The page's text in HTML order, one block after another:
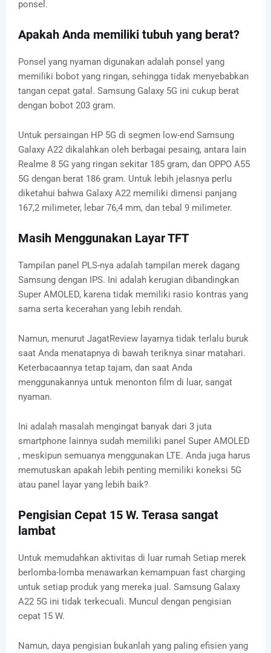
ponsel.
Apakah Anda memiliki tubuh yang berat?
Ponsel yang nyaman digunakan adalah ponsel yang
memiliki bobot yang ringan, sehingga tidak menyebabkan
tangan cepat gatal. Samsung Galaxy 5G ini cukup berat
dengan bobot 203 gram.
Untuk persaingan HP 5G di segmen low-end Samsung
Galaxy A22 dikalahkan oleh berbagai pesaing, antara lain
Realme 8 5G yang ringan sekitar 185 gram, dan OPPO A55
5G dengan berat 186 gram. Untuk lebih jelasnya perlu
diketahui bahwa Galaxy A22 memiliki dimensi panjang
167,2 milimeter, lebar 76,4 mm, dan tebal 9 milimeter.
Masih Menggunakan Layar TFT
Tampilan panel PLS-nya adalah tampilan merek dagang
Samsung dengan IPS. Ini adalah kerugian dibandingkan
Super AMOLED, karena tidak memiliki rasio kontras yang
sama serta kecerahan yang lebih rendah.
Namun, menurut JagatReview layarnya tidak terlalu buruk
saat Anda menatapnya di bawah teriknya sinar matahari.
Keterbacaannya tetap tajam, dan saat Anda
menggunakannya untuk menonton film di luar, sangat
nyaman.
Ini adalah masalah mengingat banyak dari 3 juta
smartphone lainnya sudah memiliki panel Super AMOLED
, meskipun semuanya menggunakan LTE. Anda juga harus
memutuskan apakah lebih penting memiliki koneksi 5G
atau panel layar yang lebih baik?
Pengisian Cepat 15 W. Terasa sangat
lambat
Untuk memudahkan aktivitas di luar rumah Setiap merek
berlomba-lomba menawarkan kemampuan fast charging
untuk setiap produk yang mereka jual. Samsung Galaxy
A22 5G ini tidak terkecuali. Muncul dengan pengisian
cepat 15 W.
Namun, daya pengisian bukanlah yang paling efisien yang